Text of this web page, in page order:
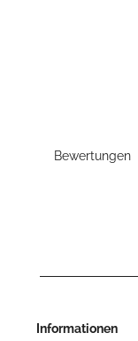
Bewertungen
Informationen